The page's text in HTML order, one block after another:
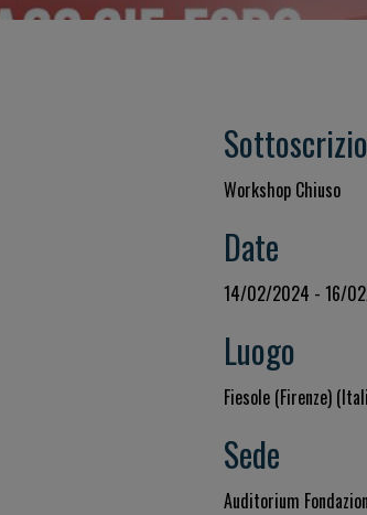
Workshop Chiuso
Date
14/02/2024 - 16/
Luogo
Fiesole (Firenze)
Sede
Auditorium